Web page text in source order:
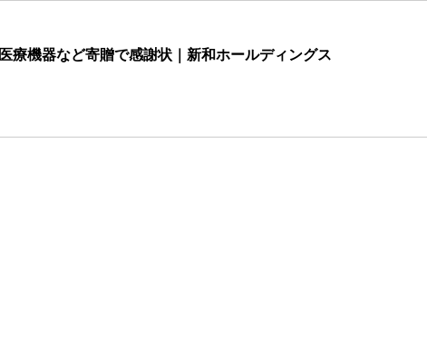
医療機器など寄贈で感謝状｜新和ホールディングス